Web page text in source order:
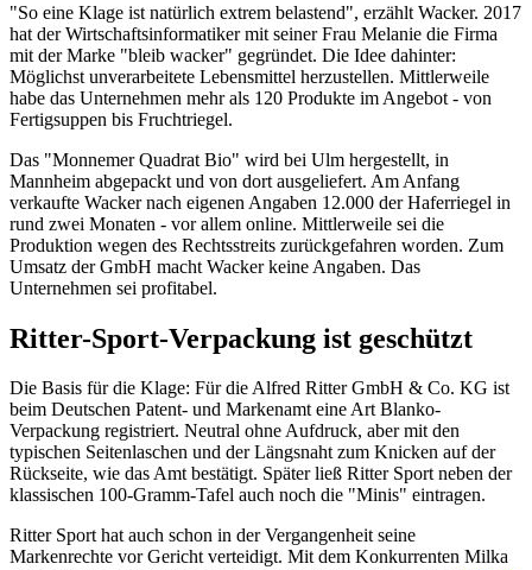
"So eine Klage ist natürlich extrem belastend", erzählt Wacker. 2017
hat der Wirtschaftsinformatiker mit seiner Frau Melanie die Firma
mit der Marke "bleib wacker" gegründet. Die Idee dahinter:
Möglichst unverarbeitete Lebensmittel herzustellen. Mittlerweile
habe das Unternehmen mehr als 120 Produkte im Angebot - von
Fertigsuppen bis Fruchtriegel.
Das "Monnemer Quadrat Bio" wird bei Ulm hergestellt, in
Mannheim abgepackt und von dort ausgeliefert. Am Anfang
verkaufte Wacker nach eigenen Angaben 12.000 der Haferriegel in
rund zwei Monaten - vor allem online. Mittlerweile sei die
Produktion wegen des Rechtsstreits zurückgefahren worden. Zum
Umsatz der GmbH macht Wacker keine Angaben. Das
Unternehmen sei profitabel.
Ritter-Sport-Verpackung ist geschützt
Die Basis für die Klage: Für die Alfred Ritter GmbH & Co. KG ist
beim Deutschen Patent- und Markenamt eine Art Blanko-
Verpackung registriert. Neutral ohne Aufdruck, aber mit den
typischen Seitenlaschen und der Längsnaht zum Knicken auf der
Rückseite, wie das Amt bestätigt. Später ließ Ritter Sport neben der
klassischen 100-Gramm-Tafel auch noch die "Minis" eintragen.
Ritter Sport hat auch schon in der Vergangenheit seine
Markenrechte vor Gericht verteidigt. Mit dem Konkurrenten Milka